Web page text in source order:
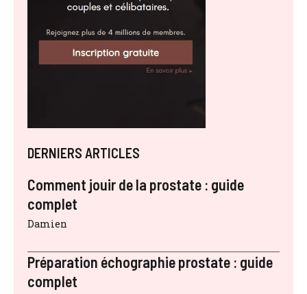
DERNIERS ARTICLES
Comment jouir de la prostate : guide
complet
Damien
Préparation échographie prostate : guide
complet